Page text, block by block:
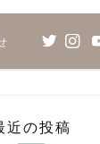
近の投稿